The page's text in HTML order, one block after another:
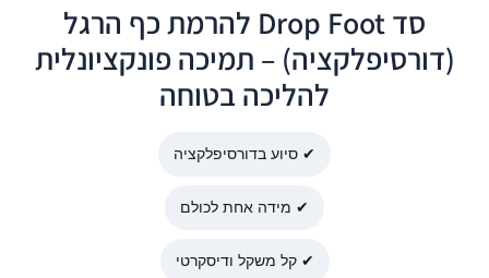
סד Drop Foot להרמת כף הרגל
(דורסיפלקציה) – תמיכה פונקציונלית
להליכה בטוחה
✔ סיוע בדורסיפלקציה
✔ מידה אחת לכולם
✔ קל משקל ודיסקרטי